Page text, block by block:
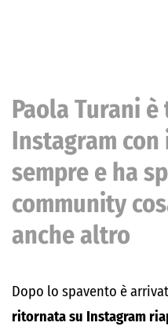
Paola Turani
Instagram
sempre e ha
community
anche altro
Dopo lo spavento è
ritornata su Instagram